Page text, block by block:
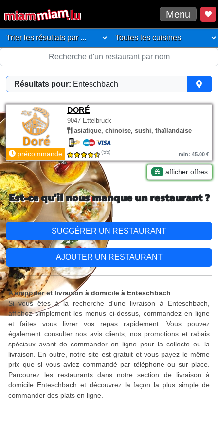
Menu
Résultats pour: Enteschbach
DORÉ
9047 Ettelbruck
asiatique, chinoise, sushi, thaïlandaise
précommande (55) min: 45.00 €
afficher offres
Est-ce qu'il nous manque un restaurant ?
SUGGÉRER UN RESTAURANT
AJOUTER UN RESTAURANT
A emporter et livraison à domicile à Enteschbach
Si vous êtes à la recherche d'une livraison à Enteschbach,
affichez simplement les menus ci-dessus, commandez en ligne
et faites vous livrer vos repas rapidement. Vous pouvez
également consulter nos avis clients, nos promotions et rabais
spéciaux avant de commander en ligne pour la collecte ou la
livraison. En outre, notre site est gratuit et vous payez le même
prix que si vous aviez commandé par téléphone ou sur place.
Parcourez les restaurants dans notre section de livraison à
domicile Enteschbach et découvrez la façon la plus simple de
commander des plats en ligne.